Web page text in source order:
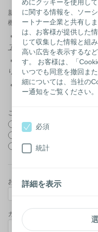
めにクッキーを使用し
に関する情報を、ソー
ートナー企業と共有し
は、お客様が提供した
じて収集した情報と組
高い広告を表示するな
す。 お客様は、「
いつでも同意を撤回ま
細については、当社の
ー通知をご覧ください。
必須
統計
詳細を表示
新規に登録いただいた方には
機会にご登録ください。
＊
既にご登録いただいている
了承ください。
＊
本誌は冊子でのお届けとな
りますので、バックナンバー
＊
医療従事者の方は、こちらを
ご希望のプレゼント*
内田春菊さん著サイン入り
トラベルポーチ
パウチカバー
お名前（姓）*
カナ（姓）*